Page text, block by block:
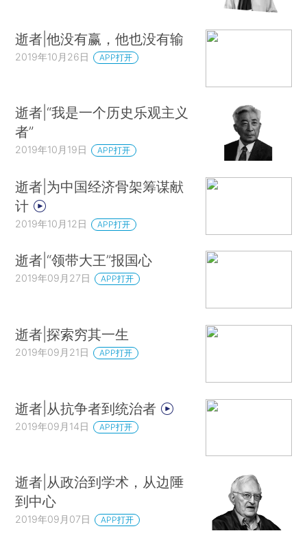
逝者|他没有赢，他也没有输
2019年10月26日 APP打开
逝者|“我是一个历史乐观主义
者”
2019年10月19日 APP打开
逝者|为中国经济骨架筹谋献
计
2019年10月12日 APP打开
逝者|“领带大王”报国心
2019年09月27日 APP打开
逝者|探索穷其一生
2019年09月21日 APP打开
逝者|从抗争者到统治者
2019年09月14日 APP打开
逝者|从政治到学术，从边陲
到中心
2019年09月07日 APP打开